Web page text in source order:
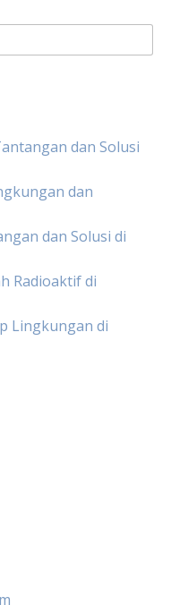
dan Solusi
dan
dan Solusi di
Radioaktif di
Lingkungan di